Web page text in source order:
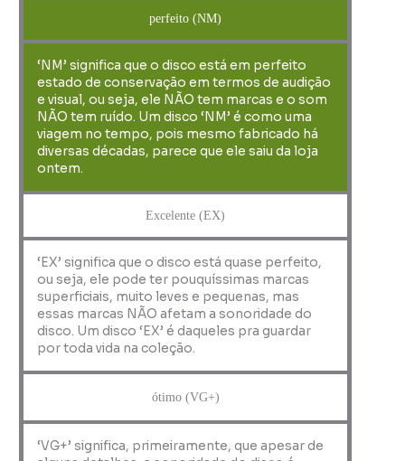
perfeito (NM)
‘NM’ significa que o disco está em perfeito
estado de conservação em termos de audição
e visual, ou seja, ele NÃO tem marcas e o som
NÃO tem ruído. Um disco ‘NM’ é como uma
viagem no tempo, pois mesmo fabricado há
diversas décadas, parece que ele saiu da loja
ontem.
Excelente (EX)
‘EX’ significa que o disco está quase perfeito,
ou seja, ele pode ter pouquíssimas marcas
superficiais, muito leves e pequenas, mas
essas marcas NÃO afetam a sonoridade do
disco. Um disco ‘EX’ é daqueles pra guardar
por toda vida na coleção.
ótimo (VG+)
‘VG+’ significa, primeiramente, que apesar de